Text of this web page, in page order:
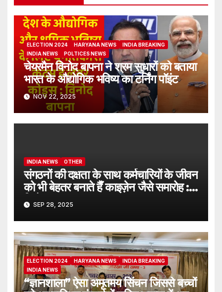
ELECTION 2024 HARYANA NEWS
INDIA BREAKING
INDIA NEWS
POLTICES NEWS
चेयरमैन विनोद बापना ने श्रम सुधारों को बताया
भारत के औद्योगिक भविष्य का टर्निंग पॉइंट
NOV 22, 2025
INDIA NEWS OTHER
संगठनों की दक्षता के साथ कर्मचारियों के जीवन
को भी बेहतर बनाते हैँ काइज़ेन जैसे समारोह :
विनोद बापना।
SEP 28, 2025
ELECTION 2024 HARYANA NEWS
INDIA BREAKING
INDIA NEWS
“ज्ञानशाला” ऐसा अमृतमय सिंचन जिससे बच्चों